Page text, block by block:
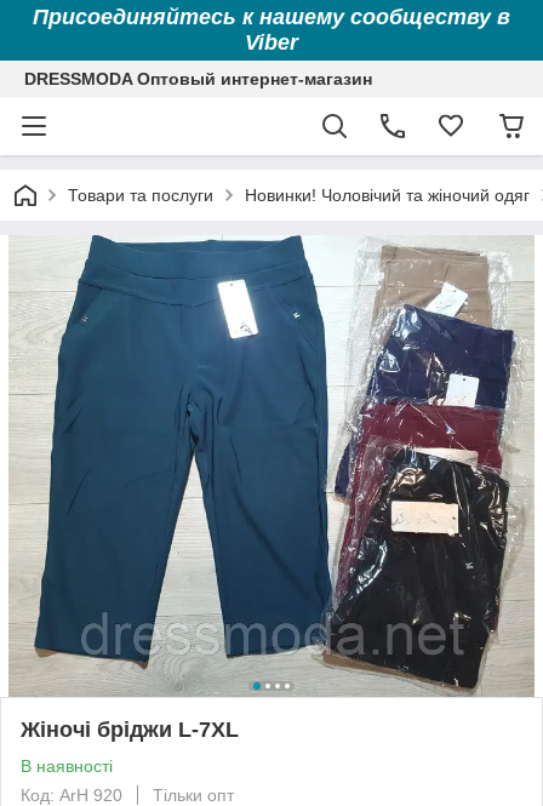
Присоединяйтесь к нашему сообществу в
Viber
DRESSMODA Оптовый интернет-магазин
Товари та послуги Новинки! Чоловічий та жіночий одяг
Жіночі бріджи L-7XL
В наявності
Код: ArH 920
Тільки опт